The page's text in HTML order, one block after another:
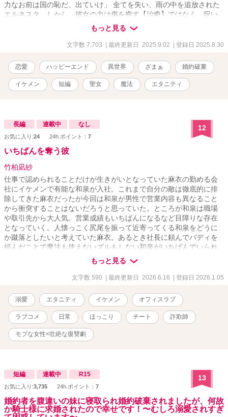
力なお前は国の恥だ、出ていけ」 全てを失い、雨の中を追放された
エルネスタ。しかし、彼女の力は傷を癒す【治癒】ではなく、呪い
や毒といった根源を消し去る伝説の力【浄化】だった。 時を同じく
して、隣国の王子が魔王軍の呪いで不治の病に倒れる。どの国の聖
女も癒せないその呪いを解けるのは、世界でただ一人、エルネスタ
き、血の気も引く思いで彼女を探し始めるが……。
もっと見る
文字数 7,703 | 最終更新日 2025.9.02 | 登録日 2025.8.30
恋愛 ハッピーエンド 異世界 ざまぁ 婚約破棄
イケメン 短編 聖女 魔法 エタニティ
長編 連載中 なし
お気に入り:24 24h.ポイント： 7
12
いちばんを奪う彼
竹柏凪紗
仕事で認められることだけが生きがいとなっていた麻衣の勤める会
社にイケメンで有能な和泉が入社。これまで自分の敵は徹底的に排
除してきた麻衣だったが今回は和泉が男性で営業内容も異なること
から衝突することはないだろうと思っていた。ところが和泉は職場
や取引先から大人気。営業成績もいちばんになるなど目障りな存在
となっていく。人懐っこく尻尾を振って近寄ってくる和泉をどうに
か蹴落としたいと考えていた麻衣。あるとき社長に頼んでバディを
組んだことで魔法も使えないズルもしない和泉がいちばんでいられ
る理由を知って驚愕することに──焦れキュン×溺愛×復讐劇
もっと見る
文字数 590 | 最終更新日 2026.6.16 | 登録日 2026.1.05
溺愛 エタニティ イケメン オフィスラブ
ラブコメ 日常 ほっこり チート 詐欺師
モブな女性×壮絶な復讐劇
短編 連載中 R15
お気に入り:3,735 24h.ポイント： 7
13
婚約者を腹違いの妹に寝取られ婚約破棄されましたが、何故
か騎士様に求婚されたので幸せです！〜むしろ溺愛されすぎ